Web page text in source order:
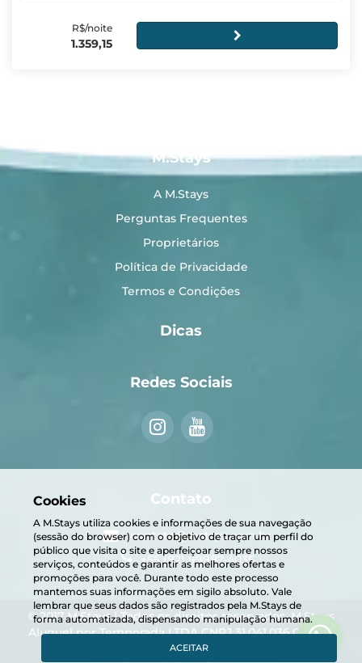
R$/noite
1.359,15
M.Stays
A M.Stays
Perguntas Frequentes
Proprietários
Política de Privacidade
Termos e Condições
Dicas
Redes Sociais
Contato
contato@mstays.com.br
+55 (82) 99987-4035
© 2017 M.Stays | Todos os direitos reservados. M.Stays
Aluguel por Temporada LTDA CNPJ 31.041.036.0001-01
powered by stays.net
Cookies
A M.Stays utiliza cookies e informações de sua navegação
(sessão do browser) com o objetivo de traçar um perfil do
público que visita o site e aperfeiçoar sempre nossos
serviços, conteúdos e garantir as melhores ofertas e
promoções para você. Durante todo este processo
mantemos suas informações em sigilo absoluto. Vale
lembrar que seus dados são registrados pela M.Stays de
forma automatizada, dispensando manipulação humana.
ACEITAR